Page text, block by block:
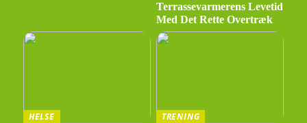
Terrassevarmerens Levetid
Med Det Rette Overtræk
HELSE
TRENING